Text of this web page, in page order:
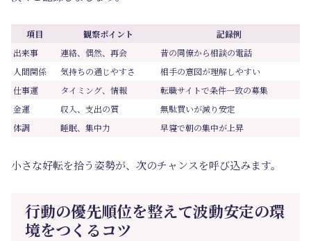
項目 観察ポイント
記録例
出来事
連絡、偶然、再会
昔の同僚から相談の電話
人間関係
気持ちの通じやすさ
相手の意図が理解しやすい
仕事運
タイミング、情報
転職サイトで条件一致の募集
金運
収入、支出の質
無駄買いが減り安定
体調
睡眠、集中力 早寝で朝の集中が上昇
小さな好転を拾う姿勢が、次のチャンスを呼び込みます。
行動の優先順位を整えて波動安定の環
境をつくるコツ